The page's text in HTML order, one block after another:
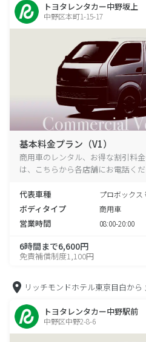
トヨタレンタカー中野坂上
中野区本町1-15-17
基本料金プラン（V1）
商用車のレンタル、お得な割引料
は、こちらから各店舗にお電話くだ
代表車種 プロボックス
ボディタイプ 商用車
営業時間 08:00-20:00
6時間まで6,600円
免責補償制度1,100円
リッチモンドホテル東京目白から
トヨタレンタカー中野駅前
中野区中野2-8-6